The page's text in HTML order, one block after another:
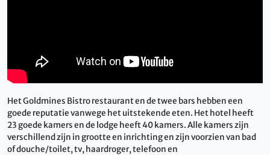
Het Goldmines Bistro restaurant en de twee bars hebben een
goede reputatie vanwege het uitstekende eten. Het hotel heeft
23 goede kamers en de lodge heeft 40 kamers. Alle kamers zijn
verschillend zijn in grootte en inrichting en zijn voorzien van bad
of douche/toilet, tv, haardroger, telefoon en